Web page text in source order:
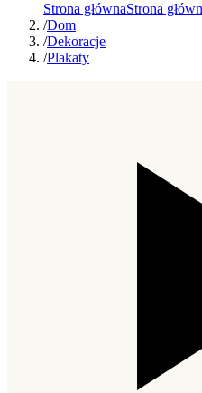
Strona głównaStrona
/Dom
/Dekoracje
/Plakaty